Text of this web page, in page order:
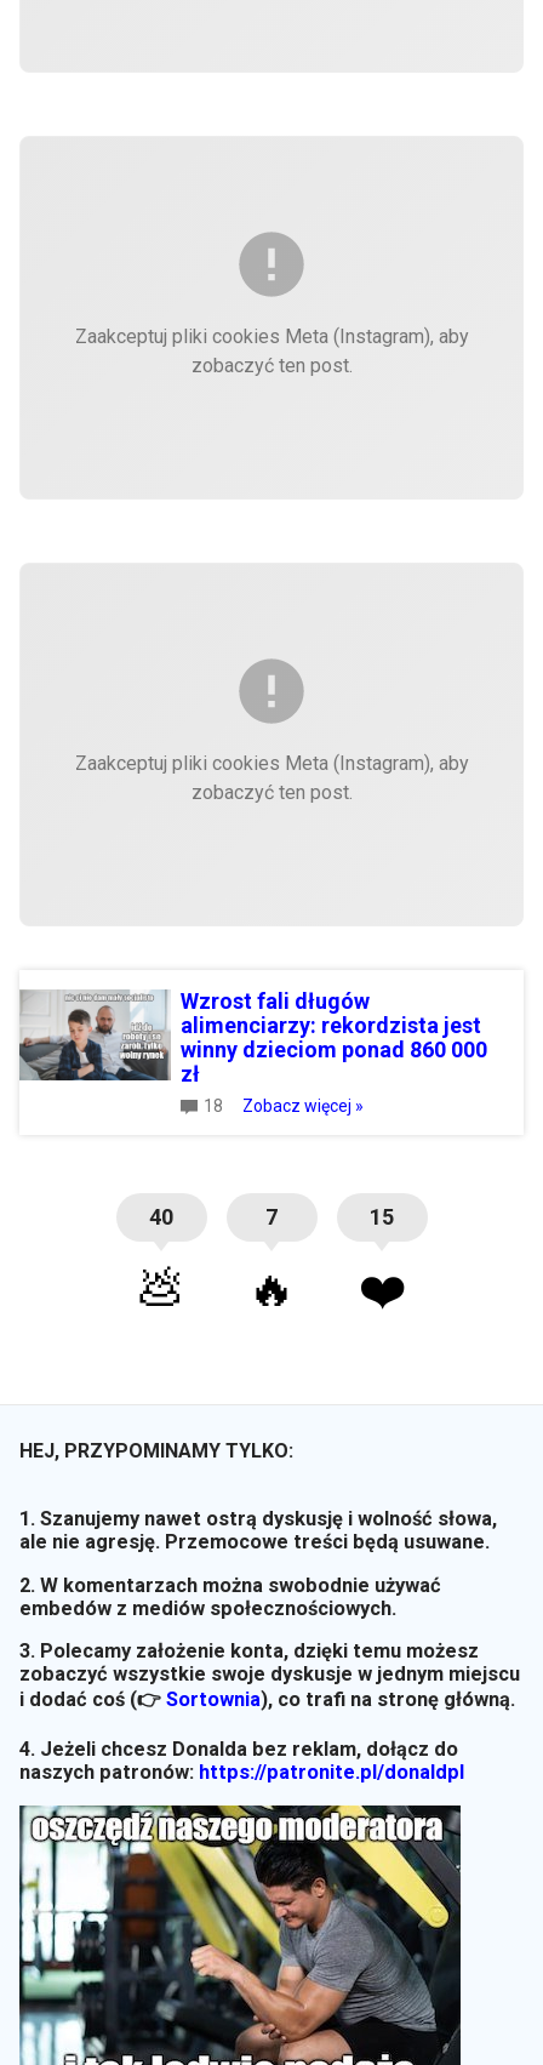
Zaakceptuj pliki cookies Meta (Instagram), aby
zobaczyć ten post.
Zaakceptuj pliki cookies Meta (Instagram), aby
zobaczyć ten post.
Wzrost fali długów
alimenciarzy: rekordzista jest
winny dzieciom ponad 860 000
zł
18 Zobacz więcej »
40
💩
7
🔥
15
❤️
HEJ, PRZYPOMINAMY TYLKO:
1. Szanujemy nawet ostrą dyskusję i wolność słowa,
ale nie agresję. Przemocowe treści będą usuwane.
2. W komentarzach można swobodnie używać
embedów z mediów społecznościowych.
3. Polecamy założenie konta, dzięki temu możesz
zobaczyć wszystkie swoje dyskusje w jednym miejscu
i dodać coś (👉 Sortownia), co trafi na stronę główną.
4. Jeżeli chcesz Donalda bez reklam, dołącz do
naszych patronów: https://patronite.pl/donaldpl